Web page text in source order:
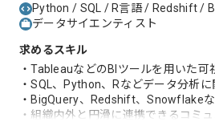
Python / SQL / R言語 / Redshift /
データサイエンティスト
求めるスキル
・TableauなどのBIツールを用いた
・SQL、Python、Rなどデータ分析
・BigQuery、Redshift、Snowflake
・組織内外と円滑に連携できるコミ